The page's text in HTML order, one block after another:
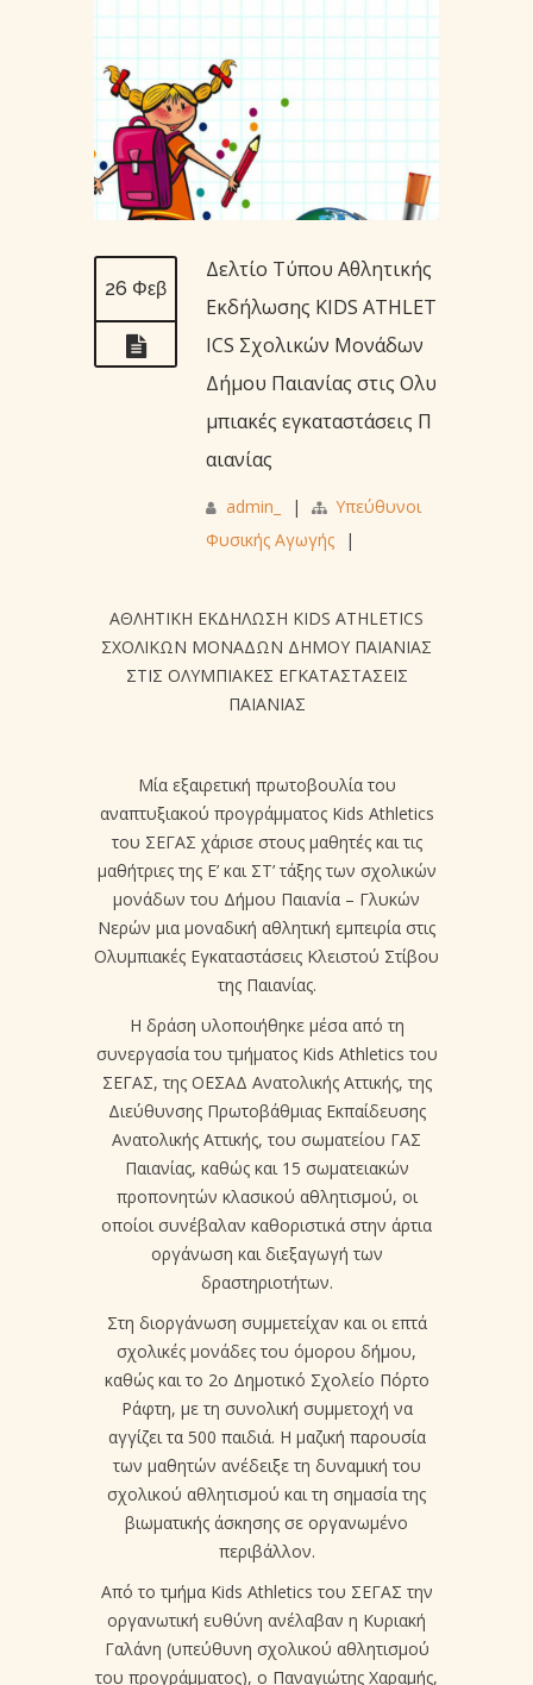
26 Φεβ
Δελτίο Τύπου Αθλητικής
Εκδήλωσης KIDS ATHLET
ICS Σχολικών Μονάδων
Δήμου Παιανίας στις Ολυ
μπιακές εγκαταστάσεις Π
αιανίας
admin_ |
Υπεύθυνοι
Φυσικής Αγωγής
|
ΑΘΛΗΤΙΚΗ ΕΚΔΗΛΩΣΗ KIDS ATHLETICS
ΣΧΟΛΙΚΩΝ ΜΟΝΑΔΩΝ ΔΗΜΟΥ ΠΑΙΑΝΙΑΣ
ΣΤΙΣ ΟΛΥΜΠΙΑΚΕΣ ΕΓΚΑΤΑΣΤΑΣΕΙΣ
ΠΑΙΑΝΙΑΣ
Μία εξαιρετική πρωτοβουλία του
αναπτυξιακού προγράμματος Kids Athletics
του ΣΕΓΑΣ χάρισε στους μαθητές και τις
μαθήτριες της Ε’ και ΣΤ’ τάξης των σχολικών
μονάδων του Δήμου Παιανία – Γλυκών
Νερών μια μοναδική αθλητική εμπειρία στις
Ολυμπιακές Εγκαταστάσεις Κλειστού Στίβου
της Παιανίας.
Η δράση υλοποιήθηκε μέσα από τη
συνεργασία του τμήματος Kids Athletics του
ΣΕΓΑΣ, της ΟΕΣΑΔ Ανατολικής Αττικής, της
Διεύθυνσης Πρωτοβάθμιας Εκπαίδευσης
Ανατολικής Αττικής, του σωματείου ΓΑΣ
Παιανίας, καθώς και 15 σωματειακών
προπονητών κλασικού αθλητισμού, οι
οποίοι συνέβαλαν καθοριστικά στην άρτια
οργάνωση και διεξαγωγή των
δραστηριοτήτων.
Στη διοργάνωση συμμετείχαν και οι επτά
σχολικές μονάδες του όμορου δήμου,
καθώς και το 2ο Δημοτικό Σχολείο Πόρτο
Ράφτη, με τη συνολική συμμετοχή να
αγγίζει τα 500 παιδιά. Η μαζική παρουσία
των μαθητών ανέδειξε τη δυναμική του
σχολικού αθλητισμού και τη σημασία της
βιωματικής άσκησης σε οργανωμένο
περιβάλλον.
Από το τμήμα Kids Athletics του ΣΕΓΑΣ την
οργανωτική ευθύνη ανέλαβαν η Κυριακή
Γαλάνη (υπεύθυνη σχολικού αθλητισμού
του προγράμματος), ο Παναγιώτης Χαραμής,